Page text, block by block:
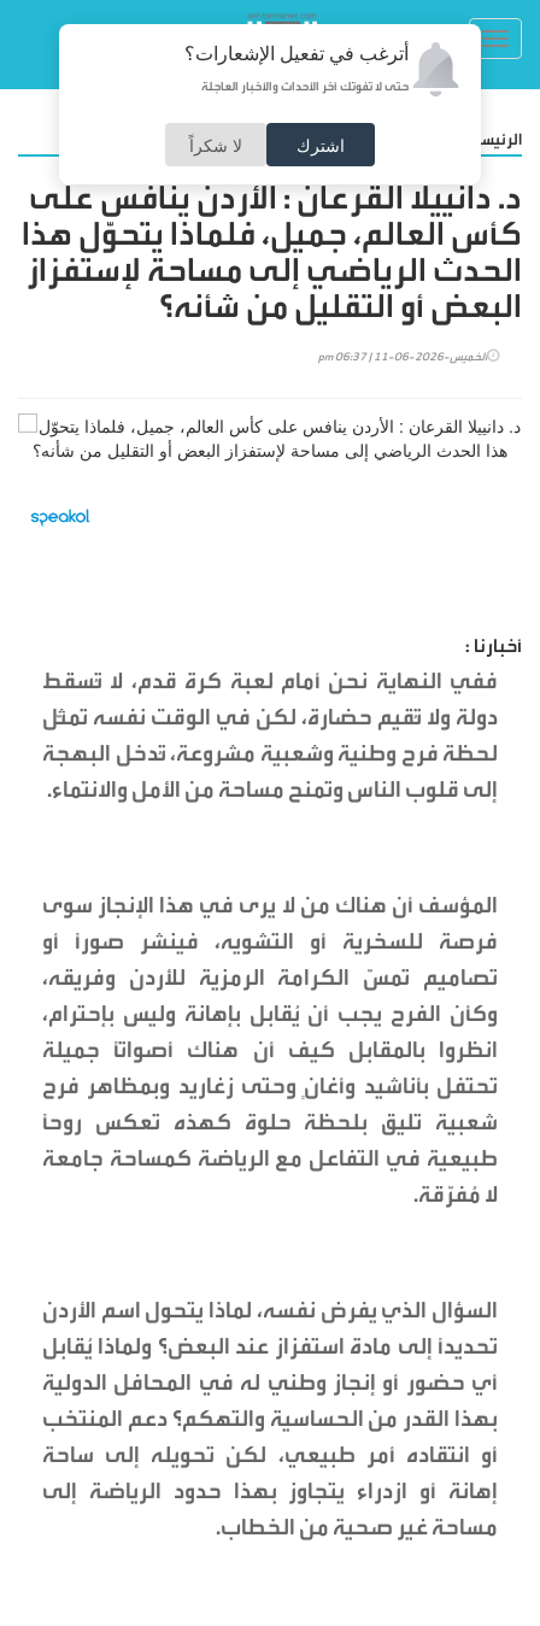
أترغب في تفعيل الإشعارات؟
حتى لا تفوتك آخر الأحداث والأخبار العاجلة
اشترك لا شكراً الرئيسية
د. دانييلا القرعان : الأردن ينافس على
كأس العالم، جميل، فلماذا يتحوّل هذا
الحدث الرياضي إلى مساحة لإستفزاز
البعض أو التقليل من شأنه؟
الخميس-2026-06-11 | 06:37 pm
أخبارنا :
ففي النهاية نحن أمام لعبة كرة قدم، لا تُسقط
دولة ولا تُقيم حضارة، لكن في الوقت نفسه تمثّل
لحظة فرح وطنية وشعبية مشروعة، تُدخل البهجة
إلى قلوب الناس وتمنح مساحة من الأمل والانتماء.
المؤسف أن هناك من لا يرى في هذا الإنجاز سوى
فرصة للسخرية أو التشويه، فينشر صوراً أو
تصاميم تمسّ الكرامة الرمزية للأردن وفريقه،
وكأن الفرح يجب أن يُقابل بإهانة وليس بإحترام،
انظروا بالمقابل كيف أن هناك أصواتاً جميلة
تحتفل بأناشيد وأغانٍ وحتى زغاريد وبمظاهر فرح
شعبية تليق بلحظة حلوة كهذه تعكس روحاً
طبيعية في التفاعل مع الرياضة كمساحة جامعة
لا مُفرّقة.
السؤال الذي يفرض نفسه، لماذا يتحول اسم الأردن
تحديداً إلى مادة استفزاز عند البعض؟ ولماذا يُقابل
أي حضور أو إنجاز وطني له في المحافل الدولية
بهذا القدر من الحساسية والتهكم؟ دعم المنتخب
أو انتقاده أمر طبيعي، لكن تحويله إلى ساحة
إهانة أو ازدراء يتجاوز بهذا حدود الرياضة إلى
مساحة غير صحية من الخطاب.